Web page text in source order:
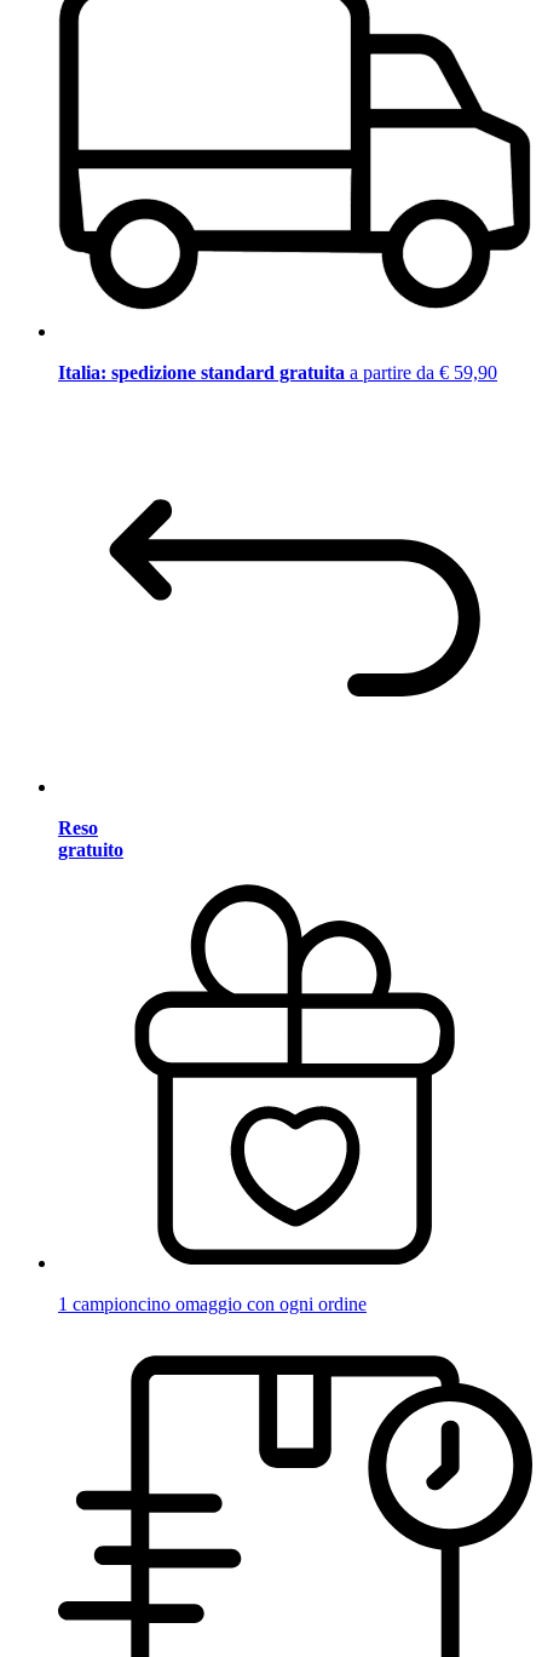
Italia: spedizione standard gratuita a partire da € 59,90
Reso
gratuito
1 campioncino omaggio con ogni ordine